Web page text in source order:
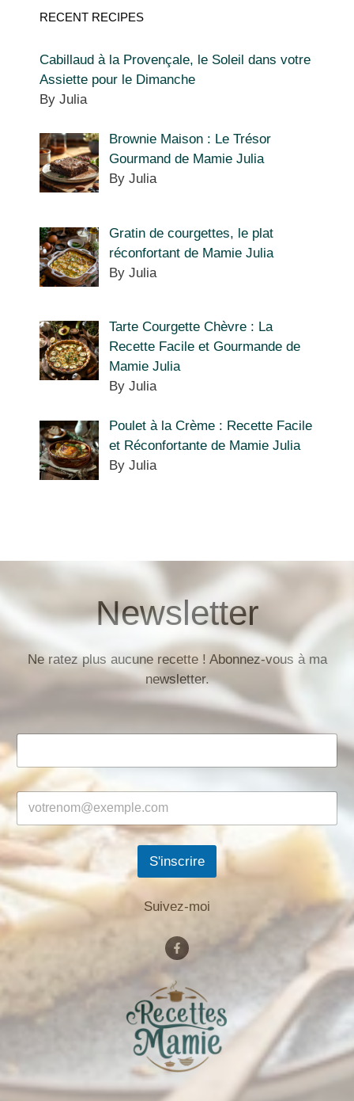
RECENT RECIPES
Cabillaud à la Provençale, le Soleil dans votre
Assiette pour le Dimanche
By Julia
Brownie Maison : Le Trésor
Gourmand de Mamie Julia
By Julia
Gratin de courgettes, le plat
réconfortant de Mamie Julia
By Julia
Tarte Courgette Chèvre : La
Recette Facile et Gourmande de
Mamie Julia
By Julia
Poulet à la Crème : Recette Facile
et Réconfortante de Mamie Julia
By Julia
Newsletter
Ne ratez plus aucune recette ! Abonnez-vous à ma
newsletter.
S'inscrire
Suivez-moi